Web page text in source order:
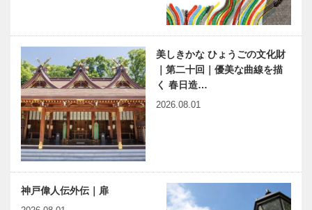
美しきかな ひょうごの文化財
｜第二十回｜優美な曲線を描
く 春日造…
2026.08.01
神戸偉人伝外伝｜扉